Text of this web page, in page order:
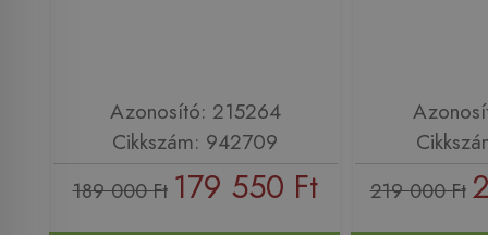
Azonosító: 215264
Cikkszám: 942709
189 000 Ft 179 550 Ft 219 000 Ft